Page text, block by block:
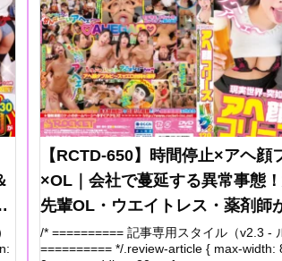
【RCTD-650】時間停止×アヘ顔
×OL｜会社で蔓延する異常事態
先輩OL・ウエイトレス・薬剤師
完全レビュー
/* ========== 記事専用スタイル（v2.3 -
========== */.review-article { max-width: